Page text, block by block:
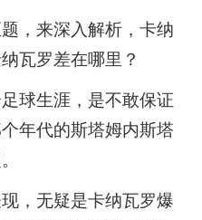
，来深入解析，卡纳
瓦罗差在哪里？
球生涯，是不敢保证
年代的斯塔姆内斯塔
，无疑是卡纳瓦罗爆